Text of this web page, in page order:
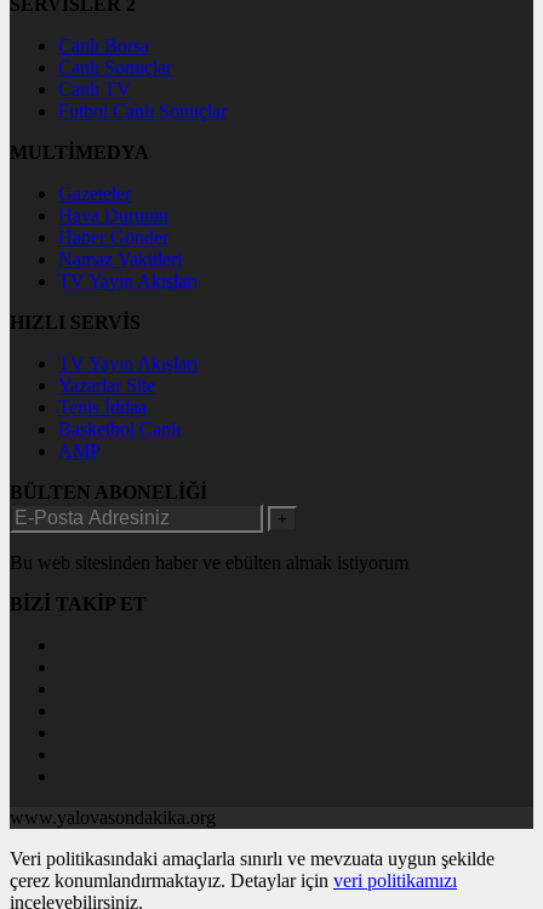
Canlı Borsa
Canlı Sonuçlar
Canlı TV
Futbol Canlı Sonuçlar
MULTİMEDYA
Gazeteler
Hava Durumu
Haber Gönder
Namaz Vakitleri
TV Yayın Akışları
HIZLI SERVİS
TV Yayın Akışları
Yazarlar Site
Tenis İddaa
Basketbol Canlı
AMP
BÜLTEN ABONELİĞİ
+
Bu web sitesinden haber ve ebülten almak istiyorum
BİZİ TAKİP ET
www.yalovasondakika.org
Veri politikasındaki amaçlarla sınırlı ve mevzuata uygun şekilde
çerez konumlandırmaktayız. Detaylar için veri politikamızı
inceleyebilirsiniz.